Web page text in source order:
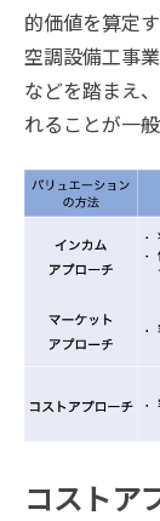
的価値を算定
空調設備工事
などを踏まえ
れることが一般
コストア